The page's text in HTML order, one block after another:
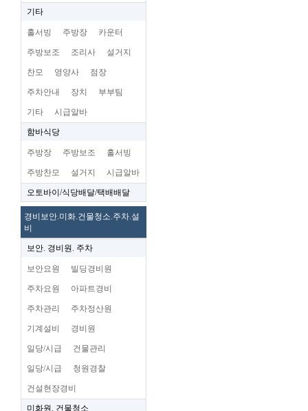
기타
홀서빙 주방장 카운터
주방보조 조리사 설거지
찬모 영양사 점장
주차안내 장치 부부팀
기타 시급알바
함바식당
주방장 주방보조 홀서빙
주방찬모 설거지 시급알바
오토바이/식당배달/택배배달
경비보안.미화.건물청소.주차.설
비
보안. 경비원. 주차
보안요원 빌딩경비원
주차요원 아파트경비
주차관리 주차정산원
기계설비 경비원
일당/시급 건물관리
일당/시급 청원경찰
건설현장경비
미화원. 건물청소